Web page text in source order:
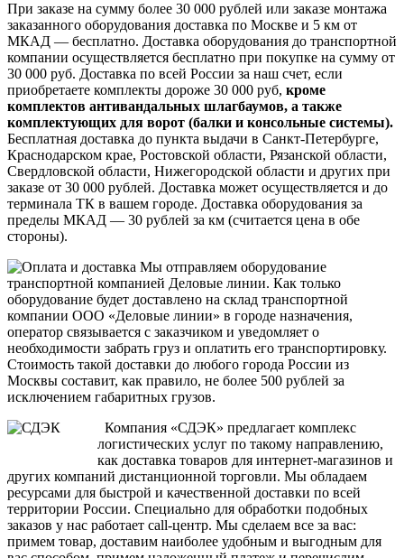
При заказе на сумму более 30 000 рублей или заказе монтажа
заказанного оборудования доставка по Москве и 5 км от
МКАД — бесплатно. Доставка оборудования до транспортной
компании осуществляется бесплатно при покупке на сумму от
30 000 руб. Доставка по всей России за наш счет, если
приобретаете комплекты дороже 30 000 руб, кроме
комплектов антивандальных шлагбаумов, а также
комплектующих для ворот (балки и консольные системы).
Бесплатная доставка до пункта выдачи в Санкт-Петербурге,
Краснодарском крае, Ростовской области, Рязанской области,
Свердловской области, Нижегородской области и других при
заказе от 30 000 рублей. Доставка может осуществляется и до
терминала ТК в вашем городе. Доставка оборудования за
пределы МКАД — 30 рублей за км (считается цена в обе
стороны).
Мы отправляем оборудование
транспортной компанией Деловые линии. Как только
оборудование будет доставлено на склад транспортной
компании ООО «Деловые линии» в городе назначения,
оператор связывается с заказчиком и уведомляет о
необходимости забрать груз и оплатить его транспортировку.
Стоимость такой доставки до любого города России из
Москвы составит, как правило, не более 500 рублей за
исключением габаритных грузов.
Компания «СДЭК» предлагает комплекс
логистических услуг по такому направлению,
как доставка товаров для интернет-магазинов и
других компаний дистанционной торговли. Мы обладаем
ресурсами для быстрой и качественной доставки по всей
территории России. Специально для обработки подобных
заказов у нас работает call-центр. Мы сделаем все за вас:
примем товар, доставим наиболее удобным и выгодным для